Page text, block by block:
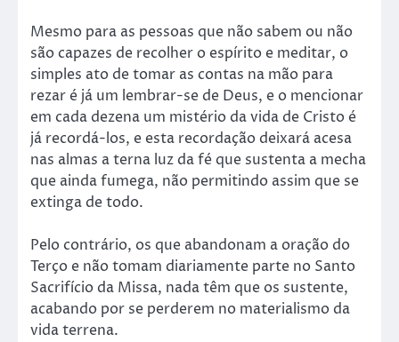
Mesmo para as pessoas que não sabem ou não
são capazes de recolher o espírito e meditar, o
simples ato de tomar as contas na mão para
rezar é já um lembrar-se de Deus, e o mencionar
em cada dezena um mistério da vida de Cristo é
já recordá-los, e esta recordação deixará acesa
nas almas a terna luz da fé que sustenta a mecha
que ainda fumega, não permitindo assim que se
extinga de todo.
Pelo contrário, os que abandonam a oração do
Terço e não tomam diariamente parte no Santo
Sacrifício da Missa, nada têm que os sustente,
acabando por se perderem no materialismo da
vida terrena.